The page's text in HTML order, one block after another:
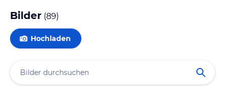
Bilder (89)
Hochladen